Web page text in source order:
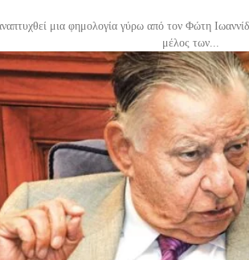
μια φημολογία γύρω από τον Φώτη
μέλος των...